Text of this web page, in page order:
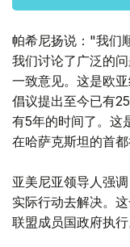
帕希尼扬说："我们
我们讨论了广泛的
一致意见。这是欧
倡议提出至今已有
有5年的时间了。这
在哈萨克斯坦的首
亚美尼亚领导人强
实际行动去解决。
联盟成员国政府执行